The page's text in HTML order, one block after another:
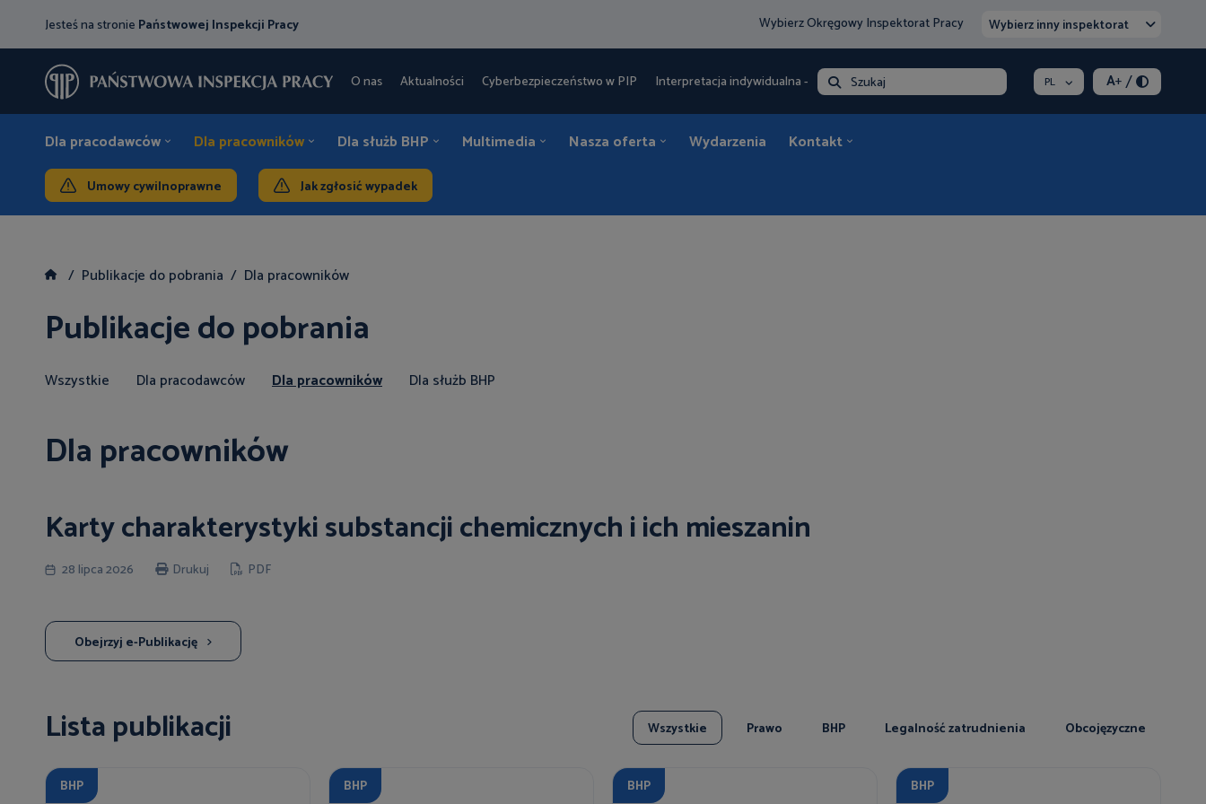
Jesteś na stronie Państwowej Inspekcji Pracy Wybierz Okręgowy Inspektorat Pracy Wybierz inny inspektorat
O nas Aktualności Cyberbezpieczeństwo w PIP Interpretacja indywidualna - opłata Szukaj PL A+/
Dla pracodawców Dla pracowników Dla służb BHP Multimedia Nasza oferta Wydarzenia Kontakt
Umowy cywilnoprawne Jak zgłosić wypadek
Publikacje do pobrania Dla pracowników
Publikacje do pobrania
Wszystkie Dla pracodawców Dla pracowników Dla służb BHP
Dla pracowników
Karty charakterystyki substancji chemicznych i ich mieszanin
28 lipca 2026 Drukuj PDF
Obejrzyj e-Publikację
Lista publikacji Wszystkie Prawo BHP Legalność zatrudnienia Obcojęzyczne
BHP BHP BHP BHP